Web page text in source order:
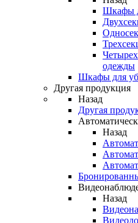
Шкафы
одежды
Шкафы для
Другая продукция
Назад
Другая
Назад
Назад